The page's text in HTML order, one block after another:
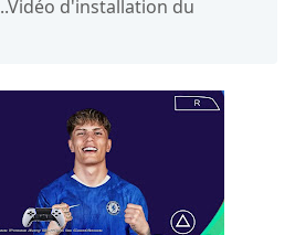
d'installation du